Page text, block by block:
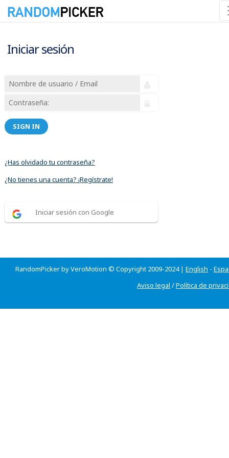
Iniciar sesión
SIGN IN
¿Has olvidado tu contraseña?
¿No tienes una cuenta? ¡Regístrate!
Iniciar sesión con Google
RandomPicker by VeroMotion © Copyright 2009-2024 | English -
Aviso legal /Política de